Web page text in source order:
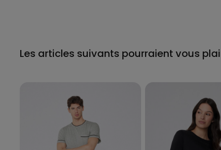
Les articles suivants pourraient vous